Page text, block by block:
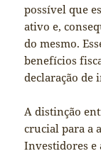
possível que
ativo e,
do mesmo.
benefícios
declaração de
A distinção
crucial para a
Investidores e